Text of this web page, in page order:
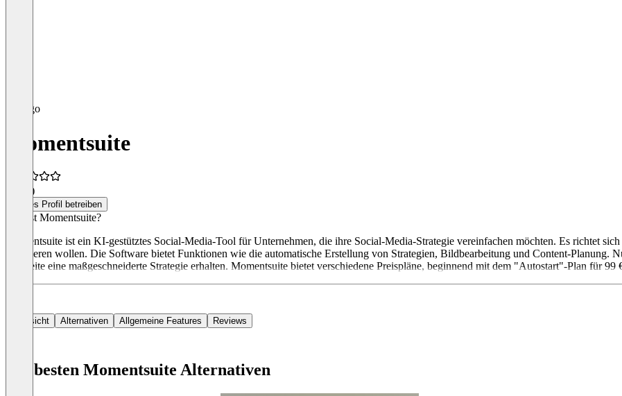
Momentsuite
(1)
Dieses Profil betreiben
Was ist Momentsuite?
Momentsuite ist ein KI-gestütztes Social-Media-Tool für Unternehmen, die ihre Social-Media-Strategie vereinfachen möchten. Es richtet
optimieren wollen. Die Software bietet Funktionen wie die automatische Erstellung von Strategien, Bildbearbeitung und Content-
Webseite eine maßgeschneiderte Strategie erhalten. Momentsuite bietet verschiedene Preispläne, beginnend mit dem "Autostart"-Plan für 99
Übersicht Alternativen Allgemeine Features Reviews
Die besten Momentsuite Alternativen